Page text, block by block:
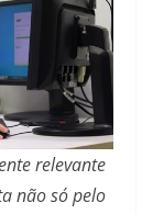
relevante
não só pelo